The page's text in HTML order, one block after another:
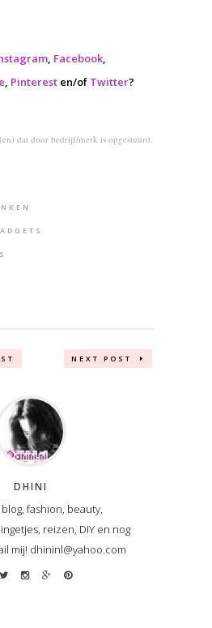
, Facebook,
, Pinteresten/of Twitter?
dat door bedrijf/merk is opgestuurd.
NEXT POST
DHINI
fashion, beauty,
reizen, DIY en nog
mij! dhininl@yahoo.com